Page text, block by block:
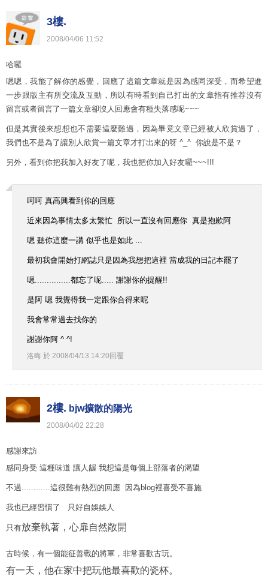
3樓.
2008/04/06 11:52
哈囉
嗯嗯，我能了解你的感覺，回應了這篇文章就是因為感同深受，而希望進
一步跟版主有所交流及互動，所以有時看到自己打出的文章指有推荐沒有
留言或者留言了一篇文章卻沒人回應會有種失落感呢~~~
但是其實後來想想也不需要這麼難過，因為畢竟文章已經被人欣賞過了，
我們也不是為了讓別人欣賞一篇文章才打出來的呀 ^_^ 你說是不是？
另外，看到你把我加入好友了呢，我也把你加入好友囉~~~!!!
呵呵 真高興看到你的回應
近來因為事情太多太繁忙 所以一直沒有回應你 真是抱歉阿
嗯 聽你這麼一講 似乎也是如此 ...
最初我會開始打網誌只是因為我想把這裡 當成我的日記本罷了
嗯...............都忘了呢..... 謝謝你的提醒!!
是阿 嗯 我覺得我一定跟你合得來呢
我會常常過去找你的
謝謝你阿 ^ ^!
洛晦 於 2008/04/13 14:20 回覆
2樓. bjw擴散的陽光
2008/04/02 22:28
感謝來訪
感同身受 這種味道 讓人龌 我想這是每個上部落者的渴望
不過............這很難有熱烈的回應 因為blog裡喜受不喜施
我也已經習慣了 只好自娛娛人
只有放棄執著，心扉自然敞開
古時候，有一個能征善戰的將軍，非常喜歡古玩。
有一天，他在家中把玩他最喜歡的瓷杯。